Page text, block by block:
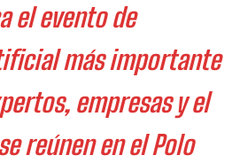
el evento de
más importante
empresas y el
reúnen en el Polo